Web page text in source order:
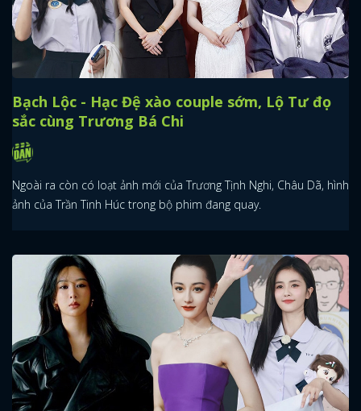
Bạch Lộc - Hạc Đệ xào couple sớm, Lộ Tư đọ
sắc cùng Trương Bá Chi
Ngoài ra còn có loạt ảnh mới của Trương Tịnh Nghi, Châu Dã, hình
ảnh của Trần Tinh Húc trong bộ phim đang quay.